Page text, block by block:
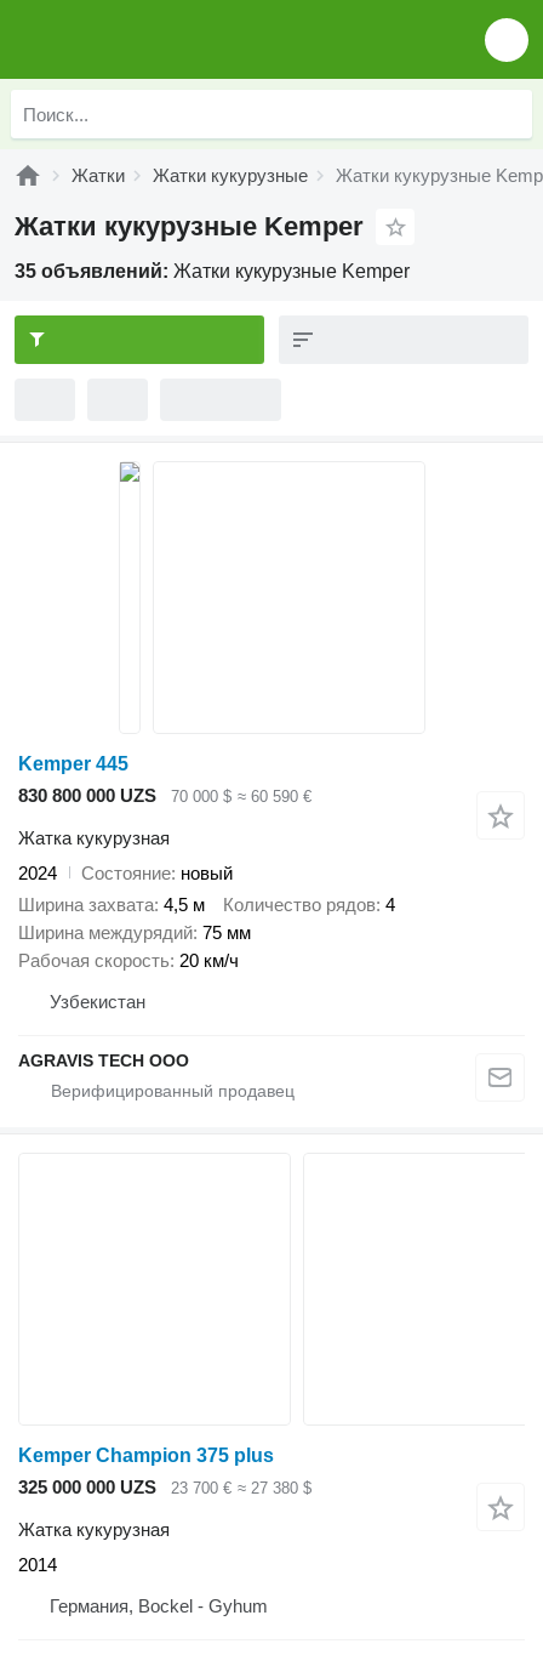
Жатки Жатки кукурузные Жатки кукурузные
Жатки кукурузные Kemper
35 объявлений: Жатки кукурузные Kemper
Kemper 445
830 800 000 UZS
70 000 $ ≈ 60 590 €
Жатка кукурузная
2024
Состояние новый
Ширина захвата 4,5 м Количество рядов 4
Ширина междурядий 75 мм
Рабочая скорость 20 км/ч
Узбекистан
AGRAVIS TECH ООО
Kemper Champion 375 plus
325 000 000 UZS
23 700 € ≈ 27 380 $
Жатка кукурузная
2014
Германия, Bockel - Gyhum